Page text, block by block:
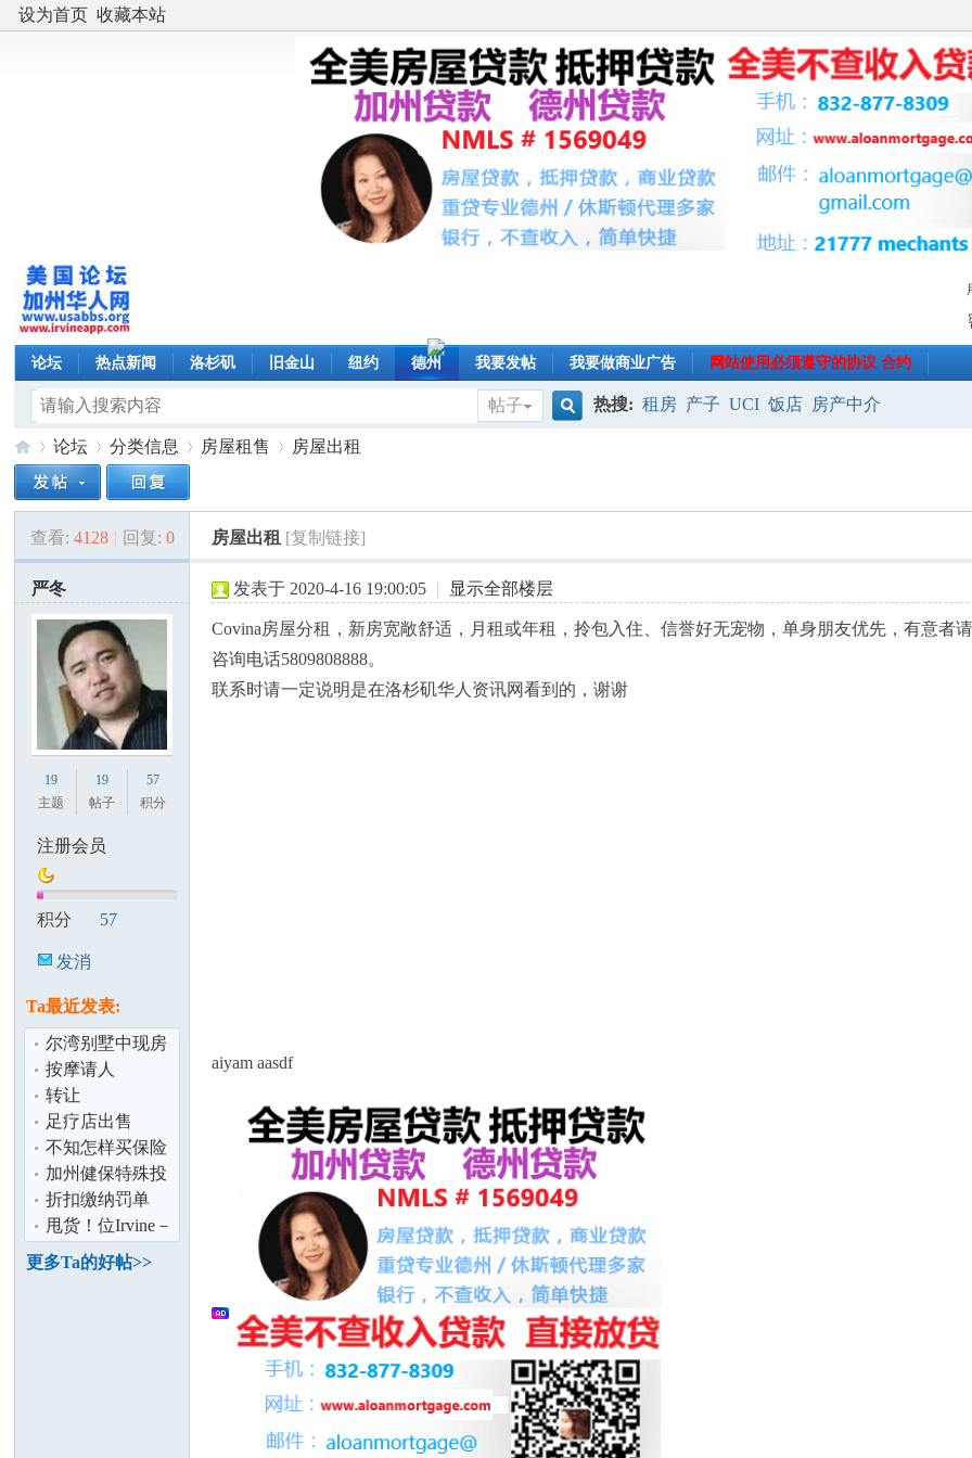
设为首页 收藏本站
论坛 热点新闻 洛杉矶 旧金山 纽约 德州 我要发帖 我要做商业广告 网站使用必须遵守的协议 合约
帖子
热搜: 租房 产子 UCI 饭店 房产中介
美
国
»
论坛
›
分类信息 房屋租售
›
房屋出租
查看: 4128 | 回复: 0 房屋出租 [复制链接]
严冬
19
主题
19
帖子
57
积分
注册会员
积分 57
发消
Ta最近发表:
尔湾别墅中现房
5月1号起可长短
租!
按摩请人
转让
足疗店出售
不知怎样买保险
加州健保特殊投
保期开放！抓紧
机会！避免罚
折扣缴纳罚单
甩货！位Irvine－
9成新－卧室7件
套实木家具
更多Ta的好帖>>
发表于 2020-4-16 19:00:05 | 显示全部楼层
Covina房屋分租，新房宽敞舒适，月租或年租，拎包入住、信誉好无宠物，单身朋友优先，有意者
咨询电话5809808888。
联系时请一定说明是在洛杉矶华人资讯网看到的，谢谢
aiyam aasdf